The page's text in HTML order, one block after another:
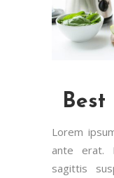
Best
Lorem
ante erat.
sagittis